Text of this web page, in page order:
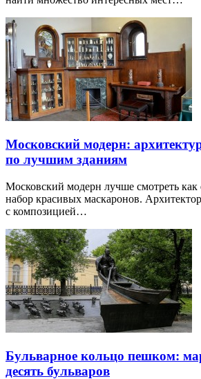
Московский модерн:
по лучшим зданиям
Московский модерн лучше смотреть как
набор красивых маскаронов.
с композицией…
Бульварное кольцо пешком:
десять бульваров